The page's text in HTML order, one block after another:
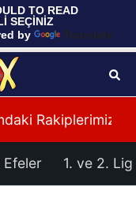
TO READ
SEÇİNİZ
by
Translate
Rakiplerimiz
Efeler 1. ve 2. Lig